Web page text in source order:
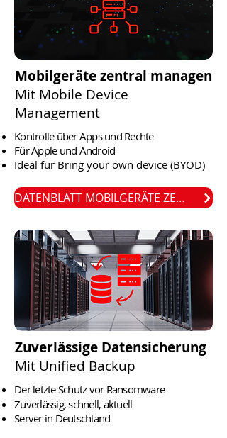
Mobilgeräte zentral managen
Mit Mobile Device
Management
Kontrolle über Apps und Rechte
Für Apple und Android
Ideal für Bring your own device (BYOD)
DATENBLATT MOBILGERÄTE ZENTRAL MANAGEN
Zuverlässige Datensicherung
Mit Unified Backup
Der letzte Schutz vor Ransomware
Zuverlässig, schnell, aktuell
Server in Deutschland